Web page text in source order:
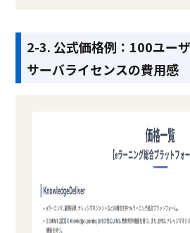
2-3. 公式価格例：100ユー
サーバライセンスの費用感